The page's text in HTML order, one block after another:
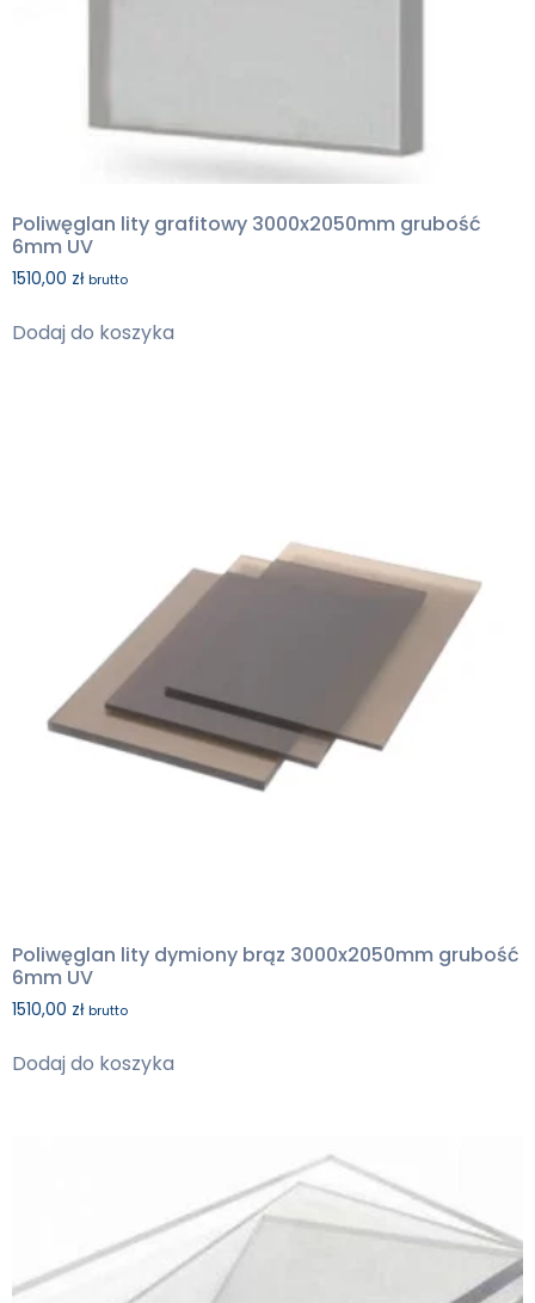
Poliwęglan lity grafitowy 3000x2050mm grubość
6mm UV
1510,00 zł brutto
Dodaj do koszyka
Poliwęglan lity dymiony brąz 3000x2050mm grubość
6mm UV
1510,00 zł brutto
Dodaj do koszyka